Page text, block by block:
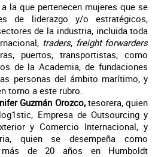
la que pertenecen mujeres que se
de liderazgo y/o estratégicos,
de la industria, incluida toda
traders, freight forwarders
puertos, transportistas, como
de la Academia, de fundaciones
personas del ámbito marítimo, y
torno a este rubro.
Guzmán Orozco, tesorera, quien
Empresa de Outsourcing y
y Comercio Internacional, y
quien se desempeña como
de 20 años en Humboldt